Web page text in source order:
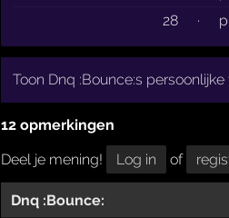
28
·
Toon Dnq :Bounce:s persoonlijke
12 opmerkingen
Deel je mening!
Log in of
Dnq :Bounce: